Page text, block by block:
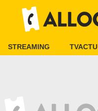
STREAMING TVACTU